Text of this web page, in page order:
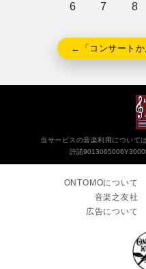
6
7 8
←「コンサートか
当サービスの音楽利用について
許諾
ONTOMOについて
音楽之友社
広告について